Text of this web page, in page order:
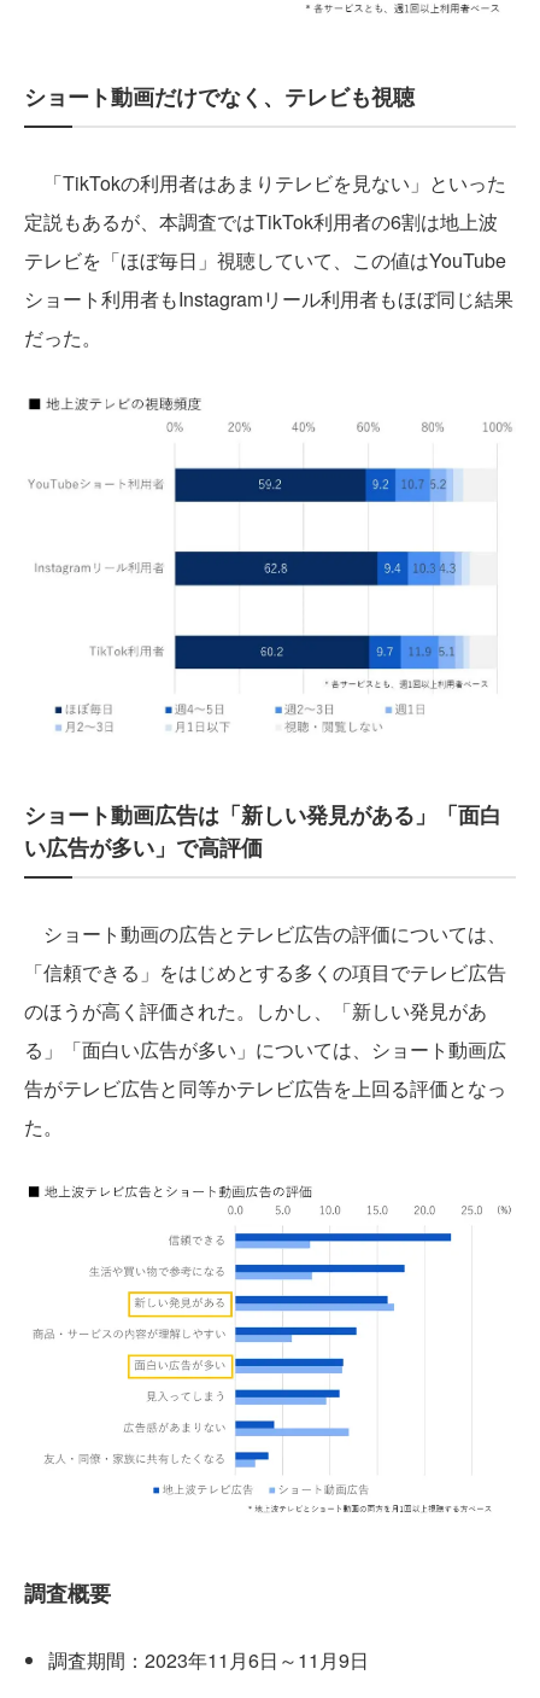
ショート動画だけでなく、テレビも視聴
「TikTokの利用者はあまりテレビを見ない」といった
定説もあるが、本調査ではTikTok利用者の6割は地上波
テレビを「ほぼ毎日」視聴していて、この値はYouTube
ショート利用者もInstagramリール利用者もほぼ同じ結果
だった。
ショート動画広告は「新しい発見がある」「面白
い広告が多い」で高評価
ショート動画の広告とテレビ広告の評価については、
「信頼できる」をはじめとする多くの項目でテレビ広告
のほうが高く評価された。しかし、「新しい発見があ
る」「面白い広告が多い」については、ショート動画広
告がテレビ広告と同等かテレビ広告を上回る評価となっ
た。
調査概要
調査期間：2023年11月6日～11月9日